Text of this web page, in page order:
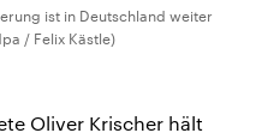
ist in Deutschland weiter
/ Felix Kästle)
Oliver Krischer hält